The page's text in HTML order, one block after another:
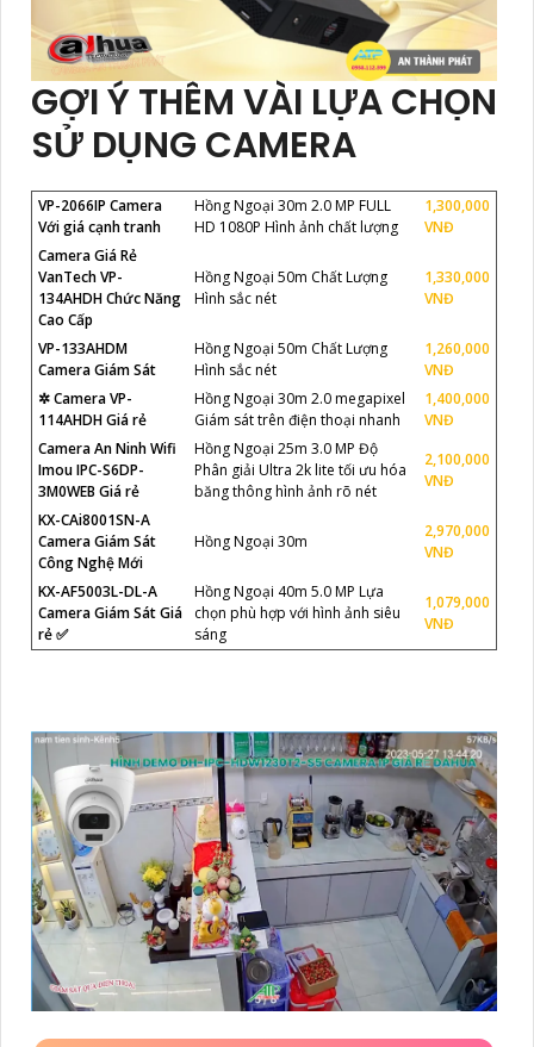
GỢI Ý THÊM VÀI LỰA CHỌN
SỬ DỤNG CAMERA
VP-2066IP Camera
Với giá cạnh tranh
Hồng Ngoại 30m 2.0 MP FULL
HD 1080P Hình ảnh chất lượng
1,300,000
VNĐ
Camera Giá Rẻ
VanTech VP-
134AHDH Chức Năng
Cao Cấp
Hồng Ngoại 50m Chất Lượng
Hình sắc nét
1,330,000
VNĐ
VP-133AHDM
Camera Giám Sát
Hồng Ngoại 50m Chất Lượng
Hình sắc nét
1,260,000
VNĐ
✲ Camera VP-
114AHDH Giá rẻ
Hồng Ngoại 30m 2.0 megapixel
Giám sát trên điện thoại nhanh
1,400,000
VNĐ
Camera An Ninh Wifi
Imou IPC-S6DP-
3M0WEB Giá rẻ
Hồng Ngoại 25m 3.0 MP Độ
Phân giải Ultra 2k lite tối ưu hóa
băng thông hình ảnh rõ nét
2,100,000
VNĐ
KX-CAi8001SN-A
Camera Giám Sát
Công Nghệ Mới
Hồng Ngoại 30m
2,970,000
VNĐ
KX-AF5003L-DL-A
Camera Giám Sát Giá
rẻ ✅
Hồng Ngoại 40m 5.0 MP Lựa
chọn phù hợp với hình ảnh siêu
sáng
1,079,000
VNĐ